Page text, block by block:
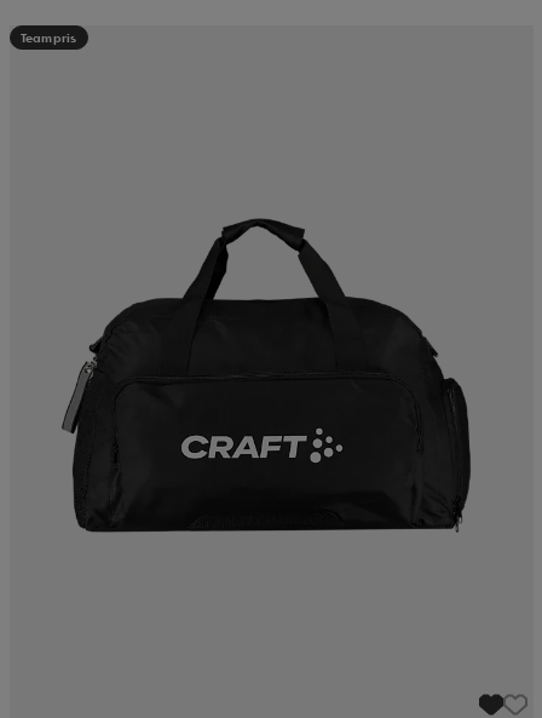
Teampris